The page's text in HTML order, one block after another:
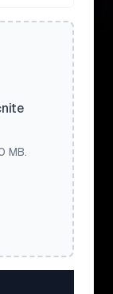
MB.